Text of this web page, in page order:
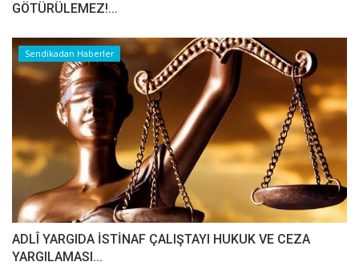
GÖTÜRÜLEMEZ!...
Sendikadan Haberler
ADLÎ YARGIDA İSTİNAF ÇALIŞTAYI HUKUK VE CEZA
YARGILAMASI...